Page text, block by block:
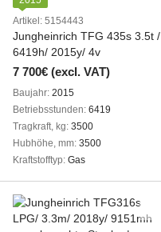
Artikel: 5154443
Jungheinrich TFG 435s 3.5t /
6419h/ 2015y/ 4v
7 700€ (excl. VAT)
Baujahr 2015
Betriebsstunden 6419
Tragkraft, kg 3500
Hubhöhe, mm 3500
Kraftstofftyp Gas